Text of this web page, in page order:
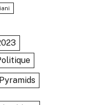
Pyramids